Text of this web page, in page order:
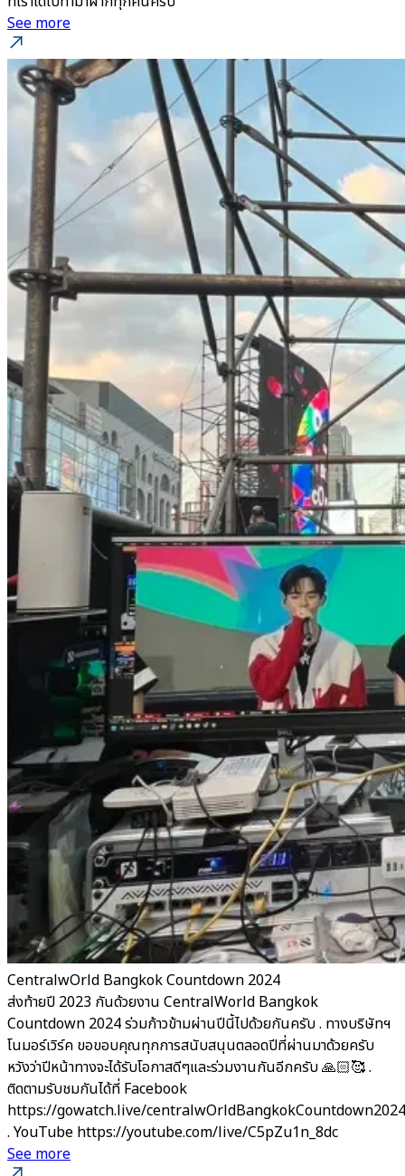
See more
CentralwOrld Bangkok Countdown 2024
ส่งท้ายปี 2023 กันด้วยงาน CentralWorld Bangkok
Countdown 2024 ร่วมก้าวข้ามผ่านปีนี้ไปด้วยกันครับ . ทางบริษัทฯ
โนมอร์เวิร์ค ขอขอบคุณทุกการสนับสนุนตลอดปีที่ผ่านมาด้วยครับ
หวังว่าปีหน้าทางจะได้รับโอกาสดีๆและร่วมงานกันอีกครับ 🙏🏻🥰 .
ติดตามรับชมกันได้ที่ Facebook
https://gowatch.live/centralwOrldBangkokCountdown2024
. YouTube https://youtube.com/live/C5pZu1n_8dc
See more